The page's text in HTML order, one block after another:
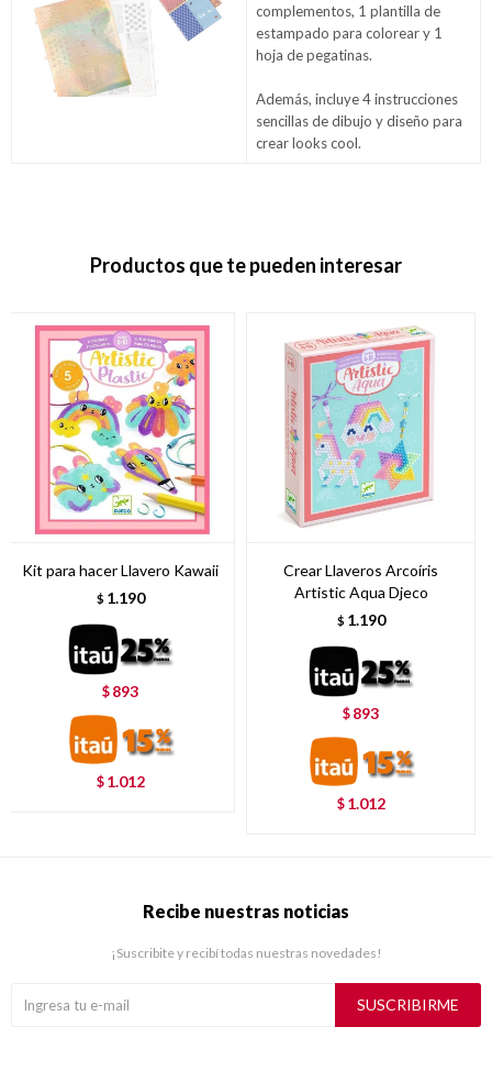
complementos, 1 plantilla de
estampado para colorear y 1
hoja de pegatinas.
Además, incluye 4 instrucciones
sencillas de dibujo y diseño para
crear looks cool.
Productos que te pueden interesar
Kit para hacer Llavero Kawaii
$ 1.190
$ 893
$ 1.012
Crear Llaveros Arcoíris
Artistic Aqua Djeco
$ 1.190
$ 893
$ 1.012
Recibe nuestras noticias
¡Suscribite y recibí todas nuestras novedades!
SUSCRIBIRME